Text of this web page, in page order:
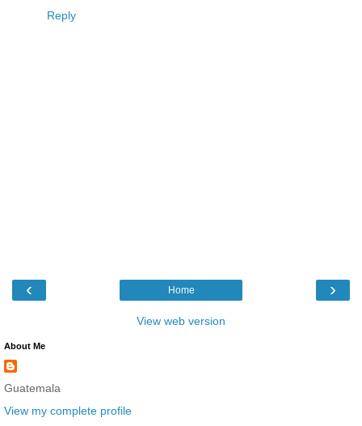
Reply
‹ ›
Home
View web version
About Me
Guatemala
View my complete profile